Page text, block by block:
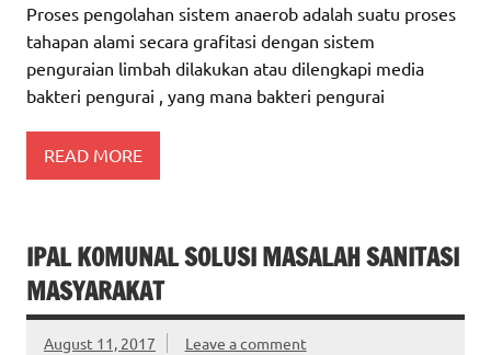
Proses pengolahan sistem anaerob adalah suatu proses
tahapan alami secara grafitasi dengan sistem
penguraian limbah dilakukan atau dilengkapi media
bakteri pengurai , yang mana bakteri pengurai
READ MORE
IPAL KOMUNAL SOLUSI MASALAH SANITASI
MASYARAKAT
August 11, 2017 Leave a comment